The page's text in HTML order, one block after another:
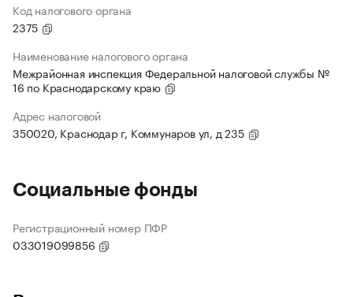
Код налогового органа
2375
Наименование налогового органа
Межрайонная инспекция Федеральной налоговой службы №
16 по Краснодарскому краю
Адрес налоговой
350020, Краснодар г, Коммунаров ул, д 235
Социальные фонды
Регистрационный номер ПФР
033019099856